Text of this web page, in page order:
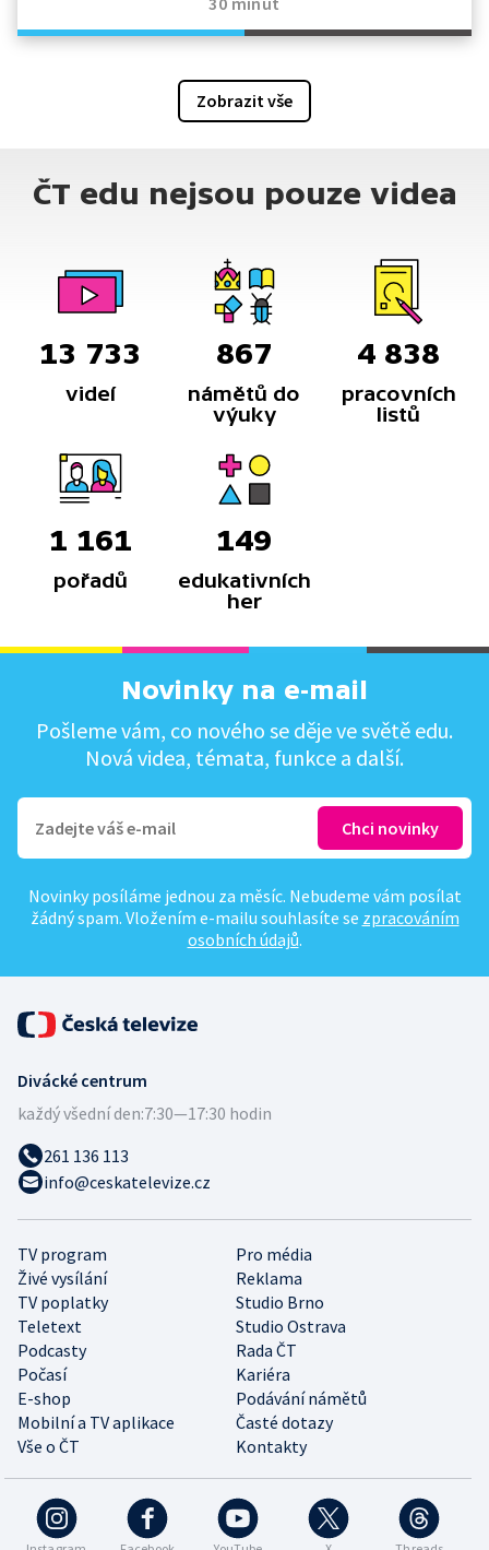
Zobrazit vše
ČT edu nejsou pouze videa
13 733
videí
867
námětů do
výuky
4 838
pracovních
listů
1 161
pořadů
149
edukativních
her
Novinky na e-mail
Pošleme vám, co nového se děje ve světě edu.
Nová videa, témata, funkce a další.
Novinky posíláme jednou za měsíc. Nebudeme vám posílat
žádný spam. Vložením e-mailu souhlasíte se zpracováním
osobních údajů.